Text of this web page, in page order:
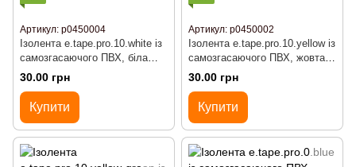
Артикул: р0450004
Ізолента e.tape.pro.10.white із
самозгасаючого ПВХ, біла
(10м)
30.00 грн
Купити
Артикул: р0450002
Ізолента e.tape.pro.10.yellow із
самозгасаючого ПВХ, жовта
(10м)
30.00 грн
Купити